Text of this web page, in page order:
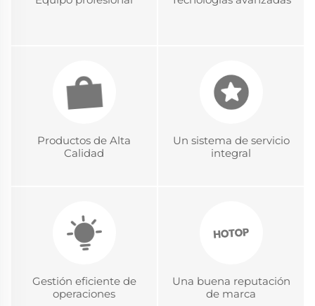
Productos de Alta
Calidad
Un sistema de servicio
integral
Gestión eficiente de
operaciones
Una buena reputación
de marca